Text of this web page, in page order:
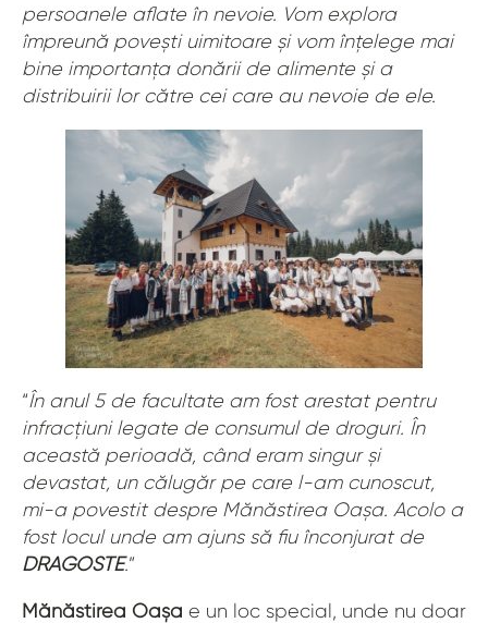
persoanele aflate în nevoie. Vom explora
împreună povești uimitoare și vom înțelege mai
bine importanța donării de alimente și a
distribuirii lor către cei care au nevoie de ele.
“În anul 5 de facultate am fost arestat pentru
infracțiuni legate de consumul de droguri. În
această perioadă, când eram singur și
devastat, un călugăr pe care l-am cunoscut,
mi-a povestit despre Mănăstirea Oașa. Acolo a
fost locul unde am ajuns să fiu înconjurat de
DRAGOSTE.”
Mănăstirea Oașa e un loc special, unde nu doar